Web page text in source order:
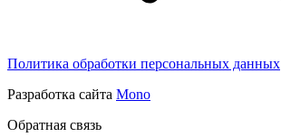
Политика обработки персональных данных
Разработка сайта Mono
Обратная связь